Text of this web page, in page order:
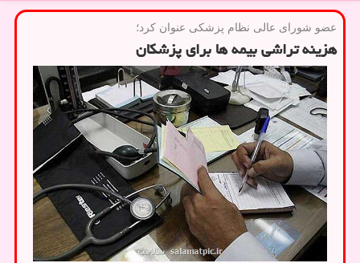
عضو شورای عالی نظام پزشكی عنوان كرد؛
هزینه تراشی بیمه ها برای پزشکان